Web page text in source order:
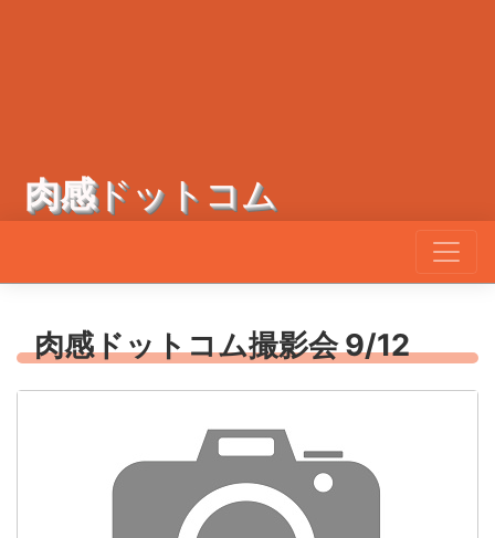
肉感ドットコム
肉感ドットコム撮影会 9/12